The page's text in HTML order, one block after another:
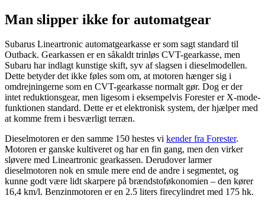
Man slipper ikke for automatgear
Subarus Lineartronic automatgearkasse er som sagt standard til
Outback. Gearkassen er en såkaldt trinløs CVT-gearkasse, men
Subaru har indlagt kunstige skift, syv af slagsen i dieselmodellen.
Dette betyder det ikke føles som om, at motoren hænger sig i
omdrejningerne som en CVT-gearkasse normalt gør. Dog er der
intet reduktionsgear, men ligesom i eksempelvis Forester er X-mode-
funktionen standard. Dette er et elektronisk system, der hjælper med
at komme frem i besværligt terræn.
Dieselmotoren er den samme 150 hestes vi kender fra Forester.
Motoren er ganske kultiveret og har en fin gang, men den virker
sløvere med Lineartronic gearkassen. Derudover larmer
dieselmotoren nok en smule mere end de andre i segmentet, og
kunne godt være lidt skarpere på brændstoføkonomien – den kører
16,4 km/l. Benzinmotoren er en 2.5 liters firecylindret med 175 hk.